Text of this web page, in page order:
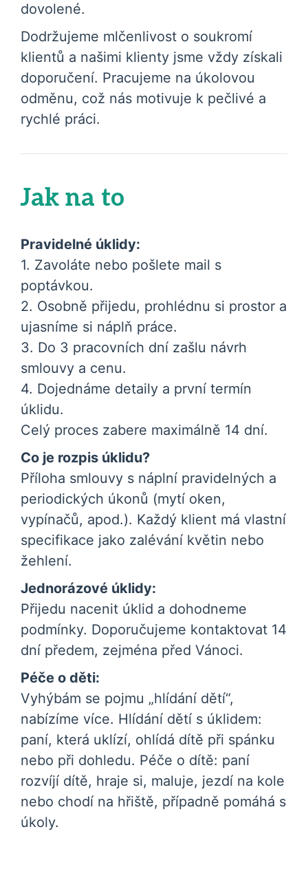
dovolené.
Dodržujeme mlčenlivost o soukromí
klientů a našimi klienty jsme vždy získali
doporučení. Pracujeme na úkolovou
odměnu, což nás motivuje k pečlivé a
rychlé práci.
Jak na to
Pravidelné úklidy:
1. Zavoláte nebo pošlete mail s
poptávkou.
2. Osobně přijedu, prohlédnu si prostor a
ujasníme si náplň práce.
3. Do 3 pracovních dní zašlu návrh
smlouvy a cenu.
4. Dojednáme detaily a první termín
úklidu.
Celý proces zabere maximálně 14 dní.
Co je rozpis úklidu?
Příloha smlouvy s náplní pravidelných a
periodických úkonů (mytí oken,
vypínačů, apod.). Každý klient má vlastní
specifikace jako zalévání květin nebo
žehlení.
Jednorázové úklidy:
Přijedu nacenit úklid a dohodneme
podmínky. Doporučujeme kontaktovat 14
dní předem, zejména před Vánoci.
Péče o děti:
Vyhýbám se pojmu „hlídání dětí“,
nabízíme více. Hlídání dětí s úklidem:
paní, která uklízí, ohlídá dítě při spánku
nebo při dohledu. Péče o dítě: paní
rozvíjí dítě, hraje si, maluje, jezdí na kole
nebo chodí na hřiště, případně pomáhá s
úkoly.